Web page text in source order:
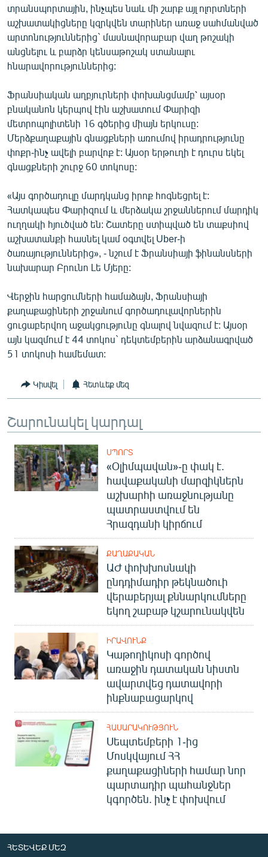
ՓՈԴՔԱՍԹ
Հայերեն
English
ՀԵՏԵՎԵՔ ՄԵԶ
«Ազատության» բոլոր կայքերը
տրանսպորտային, ինչպես նաև մի շարք այլ ոլորտների
աշխատակիցները կզրկվեն տարիներ առաջ սահմանված
արտոնություններից` մասնավորաբար վաղ թոշակի
անցնելու և բարձր կենսաթոշակ ստանալու
հնարավորություններից:
Ֆրանսիական աղբյուրների փոխանցմամբ՝ այսօր
բնականոն կերպով էին աշխատում Փարիզի
մետրոպոլիտենի 16 գծերից միայն երկուսը:
Մերձքաղաքային գնացքների առումով իրադրությունը
փոքր-ինչ ավելի բարվոք է: Այսօր երթուղի է դուրս եկել
գնացքների շուրջ 60 տոկոսը:
«Այս գործադուլը մարդկանց իրոք հոգնեցրել է:
Հատկապես Փարիզում և մերձակա շրջաններում մարդիկ
ուղղակի հյուծված են: Շատերը ստիպված են տաքսիով
աշխատանքի հասնել կամ օգտվել Uber-ի
ծառայություններից», - նշում է Ֆրանսիայի ֆինանսների
նախարար Բրունո Լե Մյերը:
Վերջին հարցումների համաձայն, Ֆրանսիայի
քաղաքացիների շրջանում գործադուլավորներին
ցուցաբերվող աջակցությունը գնալով նվազում է: Այսօր
այն կազմում է 44 տոկոս` դեկտեմբերին արձանագրված
51 տոկոսի համեմատ:
Կիսվել Հետևեք մեզ
Շարունակել կարդալ
ՍՊՈՐՏ
«Օլիմպավան»-ը փակ է.
հավաքականի մարզիկներն
աշխարհի առաջնությանը
պատրաստվում են
Հրազդանի կիրճում
ՔԱՂԱՔԱԿԱՆ
ԱԺ փոխխոսնակի
ընդդիմադիր թեկնածուի
վերաբերյալ քննարկումները
եկող շաբաթ կշարունակվեն
ԻՐԱՎՈՒՆՔ
Կաթողիկոսի գործով
առաջին դատական նիստն
ավարտվեց դատավորի
ինքնաբացարկով
ՀԱՍԱՐԱԿՈՒԹՅՈՒՆ
Սեպտեմբերի 1-ից
Մոսկվայում ՀՀ
քաղաքացիների համար նոր
պարտադիր պահանջներ
կգործեն. ինչ է փոխվում
ՀԵՏԵՎԵՔ ՄԵԶ